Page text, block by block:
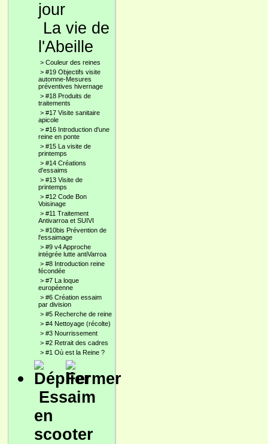
La vie de
l'Abeille
> Couleur des reines
> #19 Objectifs visite
automne-Mesures
préventives hivernage
> #18 Produits de
traitements
> #17 Visite sanitaire
apicole
> #16 Introduction d'une
reine en ponte
> #15 La visite de
printemps
> #14 Créations
d'essaims
> #13 Visite de
printemps
> #12 Code Bon
Voisinage
> #11 Traitement
Antivarroa et SUIVI
> #10bis Prévention de
l'essaimage
> #9 v4 Approche
intégrée lutte antiVarroa
> #8 Introduction reine
fécondée
> #7 La loque
européenne
> #6 Création essaim
par division
> #5 Recherche de reine
> #4 Nettoyage (récolte)
> #3 Nourrissement
> #2 Retrait des cadres
> #1 Où est la Reine ?
Essaim
en
scooter